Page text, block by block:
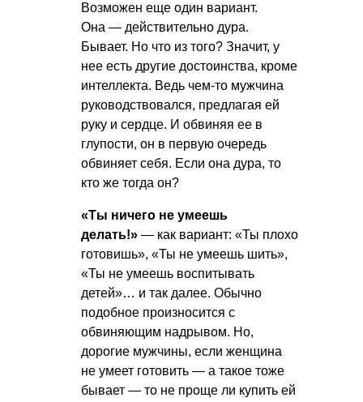
Возможен еще один вариант.
Она — действительно дура.
Бывает. Но что из того? Значит, у
нее есть другие достоинства, кроме
интеллекта. Ведь чем-то мужчина
руководствовался, предлагая ей
руку и сердце. И обвиняя ее в
глупости, он в первую очередь
обвиняет себя. Если она дура, то
кто же тогда он?
«Ты ничего не умеешь
делать!» — как вариант: «Ты плохо
готовишь», «Ты не умеешь шить»,
«Ты не умеешь воспитывать
детей»… и так далее. Обычно
подобное произносится с
обвиняющим надрывом. Но,
дорогие мужчины, если женщина
не умеет готовить — а такое тоже
бывает — то не проще ли купить ей